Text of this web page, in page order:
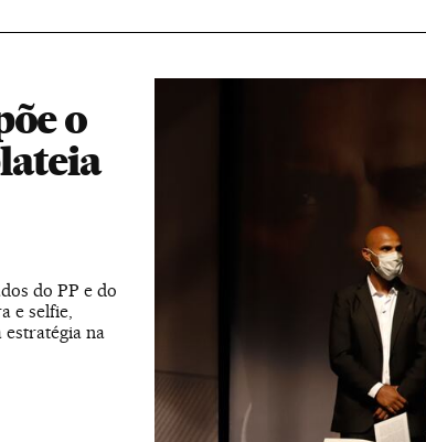
o
do PP e do
e selfie,
estratégia na